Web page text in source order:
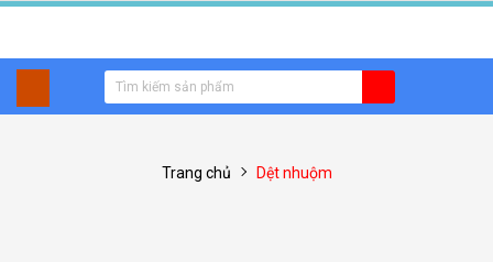
Trang chủ Dệt nhuộm